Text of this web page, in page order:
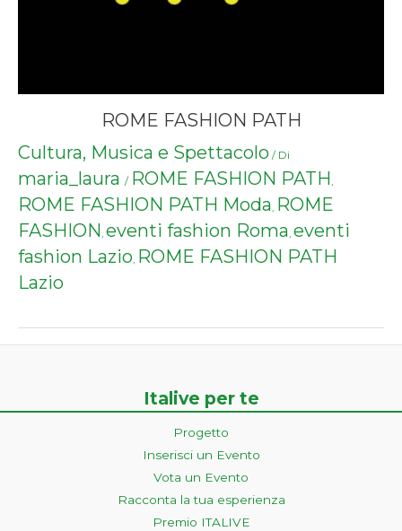
ROME FASHION PATH
Cultura, Musica e Spettacolo / Di
maria_laura / ROME FASHION PATH ,
ROME FASHION PATH Moda, ROME
FASHION , eventi fashion Roma, eventi
fashion Lazio, ROME FASHION PATH
Lazio
Italive per te
Progetto
Inserisci un Evento
Vota un Evento
Racconta la tua esperienza
Premio ITALIVE